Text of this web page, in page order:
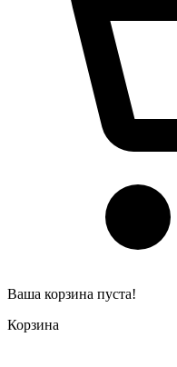
Ваша корзина пуста!
Корзина